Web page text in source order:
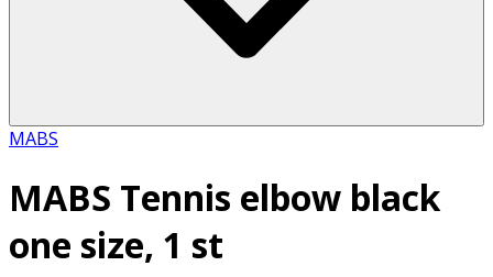
MABS
MABS Tennis elbow black
one size, 1 st